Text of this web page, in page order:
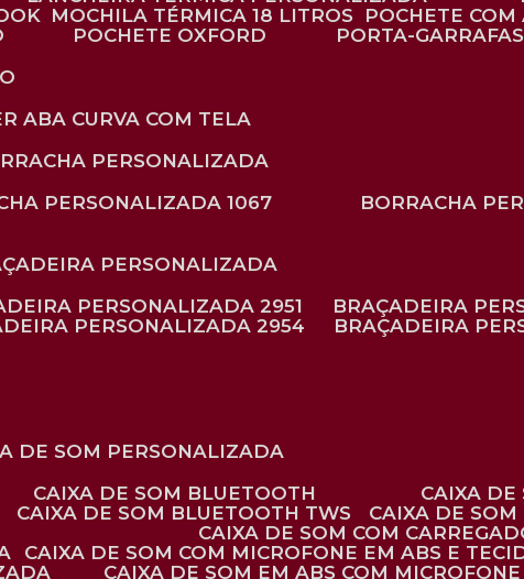
MOCHILA TÉRMICA 18 LITROS
POCHETE
POCHETE OXFORD
PORTA-
ABA CURVA COM TELA
PERSONALIZADA
PERSONALIZADA 1067
BORRACHA
PERSONALIZADA
PERSONALIZADA 2951
BRAÇADEIRA
PERSONALIZADA 2954
BRAÇADEIRA
DE SOM PERSONALIZADA
CAIXA DE SOM BLUETOOTH
CAIXA
CAIXA DE SOM BLUETOOTH TWS
CAIXA DE
CAIXA DE SOM COM
CAIXA DE SOM COM MICROFONE EM ABS E
CAIXA DE SOM EM ABS COM